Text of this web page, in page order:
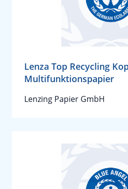
Lenza Top Recycling
Multifunktionspapier
Lenzing Papier GmbH